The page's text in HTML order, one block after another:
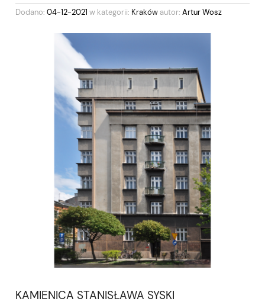
Dodano: 04-12-2021 w kategorii: Kraków autor: Artur Wosz
KAMIENICA STANISŁAWA SYSKI